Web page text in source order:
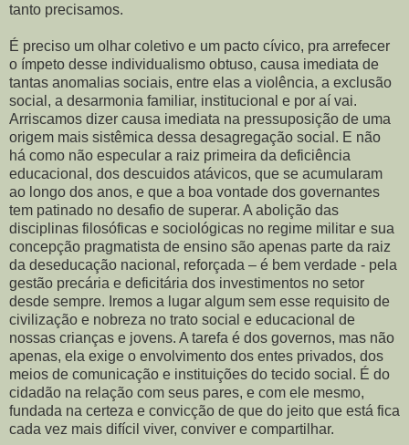
tanto precisamos.
É preciso um olhar coletivo e um pacto cívico, pra arrefecer
o ímpeto desse individualismo obtuso, causa imediata de
tantas anomalias sociais, entre elas a violência, a exclusão
social, a desarmonia familiar, institucional e por aí vai.
Arriscamos dizer causa imediata na pressuposição de uma
origem mais sistêmica dessa desagregação social. E não
há como não especular a raiz primeira da deficiência
educacional, dos descuidos atávicos, que se acumularam
ao longo dos anos, e que a boa vontade dos governantes
tem patinado no desafio de superar. A abolição das
disciplinas filosóficas e sociológicas no regime militar e sua
concepção pragmatista de ensino são apenas parte da raiz
da deseducação nacional, reforçada – é bem verdade - pela
gestão precária e deficitária dos investimentos no setor
desde sempre. Iremos a lugar algum sem esse requisito de
civilização e nobreza no trato social e educacional de
nossas crianças e jovens. A tarefa é dos governos, mas não
apenas, ela exige o envolvimento dos entes privados, dos
meios de comunicação e instituições do tecido social. É do
cidadão na relação com seus pares, e com ele mesmo,
fundada na certeza e convicção de que do jeito que está fica
cada vez mais difícil viver, conviver e compartilhar.